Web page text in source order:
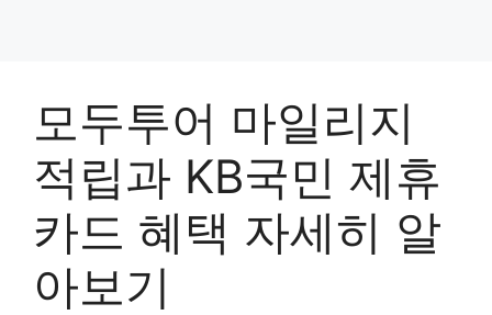
모두투어 마일리지
적립과 KB국민 제휴
카드 혜택 자세히 알
아보기